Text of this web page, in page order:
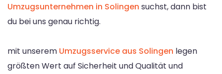
Umzugsunternehmen in Solingen suchst, dann bist
du bei uns genau richtig.
mit unserem Umzugsservice aus Solingen legen
größten Wert auf Sicherheit und Qualität und